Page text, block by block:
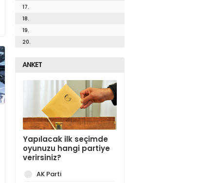
17.
18.
19.
20.
ANKET
Yapılacak ilk seçimde
oyunuzu hangi partiye
verirsiniz?
AK Parti